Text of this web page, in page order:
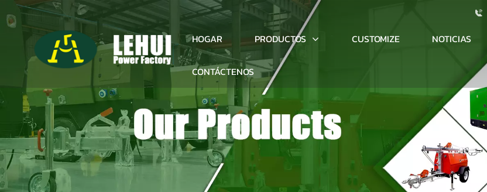
HOGAR PRODUCTOS CUSTOMIZE NOTICIAS
CONTÁCTENOS